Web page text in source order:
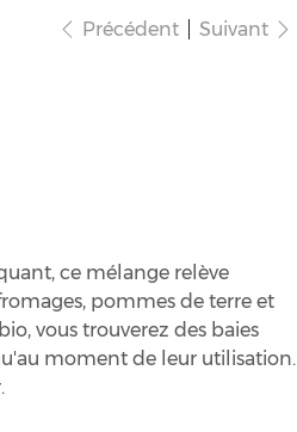
Précédent Suivant
ce mélange relève
pommes de terre et
vous trouverez des baies
moment de leur utilisation.